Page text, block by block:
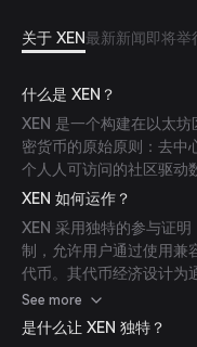
关于 XEN最新新闻即将举
什么是 XEN？
XEN 是一个构建在以太
密货币的原始原则：去中
个人人可访问的社区驱动
XEN 如何运作？
XEN 采用独特的参与证
制，允许用户通过使用兼
代币。其代币经济设计为
困难。
See more
是什么让 XEN 独特？